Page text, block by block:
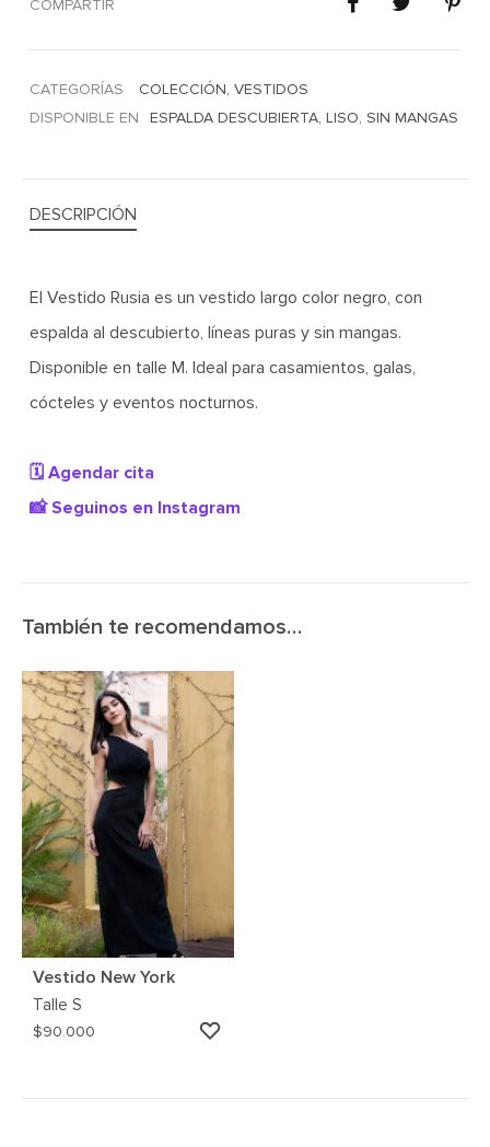
COMPARTIR
CATEGORÍAS COLECCIÓN, VESTIDOS
DISPONIBLE EN
ESPALDA DESCUBIERTA, LISO, SIN MANGAS
DESCRIPCIÓN
El Vestido Rusia es un vestido largo color negro, con
espalda al descubierto, líneas puras y sin mangas.
Disponible en talle M. Ideal para casamientos, galas,
cócteles y eventos nocturnos.
🗓️ Agendar cita
📸 Seguinos en Instagram
También te recomendamos…
Vestido New York
Talle S
$90.000